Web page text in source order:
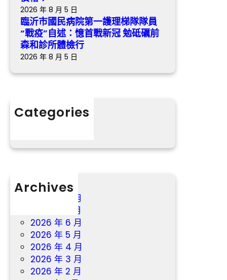
憶
砥
2026 年 8 月 5 日
臨沂市國民病院第一護理梯隊隊員
“戰疫”自述：憶首戰新冠 勉砥礪前
森和診所體檢行
2026 年 8 月 5 日
Categories
Archives
2026 年 8 月
2026 年 7 月
2026 年 6 月
2026 年 5 月
2026 年 4 月
2026 年 3 月
2026 年 2 月